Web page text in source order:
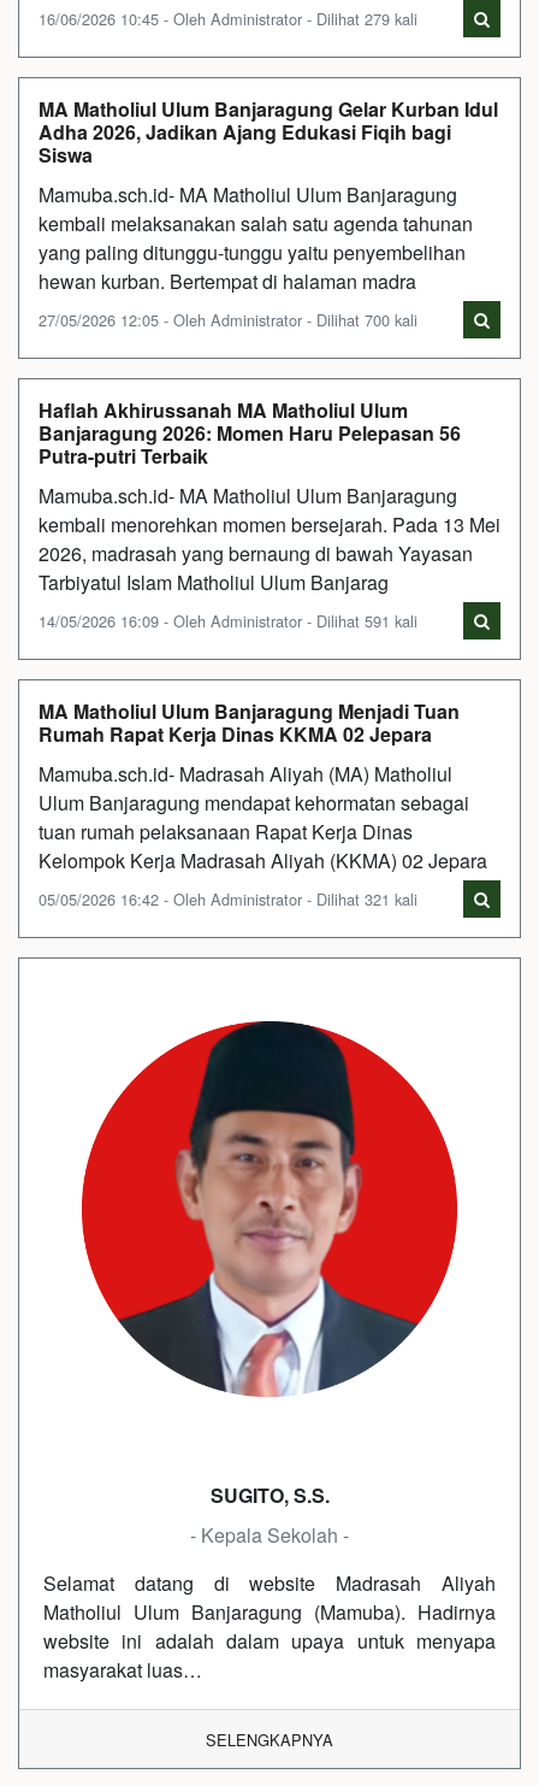
16/06/2026 10:45 - Oleh Administrator - Dilihat 279 kali
MA Matholiul Ulum Banjaragung Gelar Kurban Idul
Adha 2026, Jadikan Ajang Edukasi Fiqih bagi
Siswa
Mamuba.sch.id- MA Matholiul Ulum Banjaragung
kembali melaksanakan salah satu agenda tahunan
yang paling ditunggu-tunggu yaitu penyembelihan
hewan kurban. Bertempat di halaman madra
27/05/2026 12:05 - Oleh Administrator - Dilihat 700 kali
Haflah Akhirussanah MA Matholiul Ulum
Banjaragung 2026: Momen Haru Pelepasan 56
Putra-putri Terbaik
Mamuba.sch.id- MA Matholiul Ulum Banjaragung
kembali menorehkan momen bersejarah. Pada 13 Mei
2026, madrasah yang bernaung di bawah Yayasan
Tarbiyatul Islam Matholiul Ulum Banjarag
14/05/2026 16:09 - Oleh Administrator - Dilihat 591 kali
MA Matholiul Ulum Banjaragung Menjadi Tuan
Rumah Rapat Kerja Dinas KKMA 02 Jepara
Mamuba.sch.id- Madrasah Aliyah (MA) Matholiul
Ulum Banjaragung mendapat kehormatan sebagai
tuan rumah pelaksanaan Rapat Kerja Dinas
Kelompok Kerja Madrasah Aliyah (KKMA) 02 Jepara
05/05/2026 16:42 - Oleh Administrator - Dilihat 321 kali
SUGITO, S.S.
- Kepala Sekolah -
Selamat datang di website Madrasah Aliyah
Matholiul Ulum Banjaragung (Mamuba). Hadirnya
website ini adalah dalam upaya untuk menyapa
masyarakat luas…
SELENGKAPNYA